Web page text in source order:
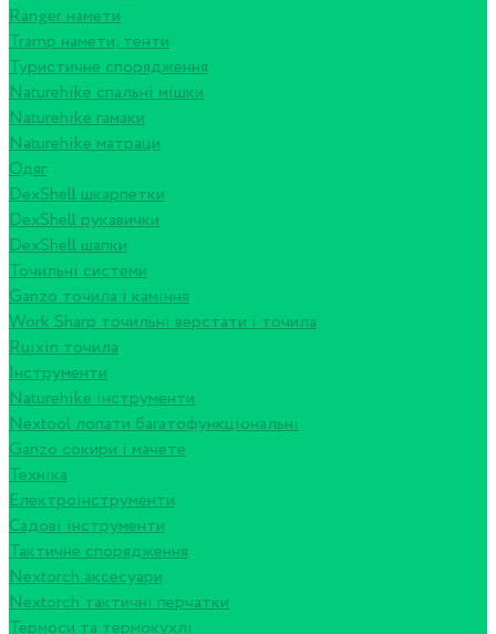
Ranger намети
Tramp намети, тенти
Туристичне спорядження
Naturehike спальні мішки
Naturehike гамаки
Naturehike матраци
Одяг
DexShell шкарпетки
DexShell рукавички
DexShell шапки
Точильні системи
Ganzo точила і каміння
Work Sharp точильні верстати і точила
Ruixin точила
Інструменти
Naturehike інструменти
Nextool лопати багатофункціональні
Ganzo сокири і мачете
Техніка
Електроінструменти
Садові інструменти
Тактичне спорядження
Nextorch аксесуари
Nextorch тактичні перчатки
Термоси та термокухлі